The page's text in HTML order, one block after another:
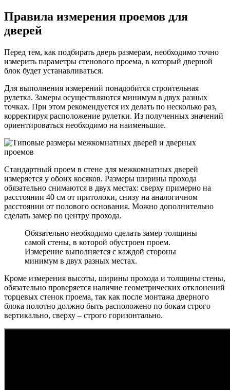
Правила измерения проемов для
дверей
Перед тем, как подбирать дверь размерам, необходимо точно
измерить параметры стенового проема, в который дверной
блок будет устанавливаться.
Для выполнения измерений понадобится строительная
рулетка. Замеры осуществляются минимум в двух разных
точках. При этом рекомендуется их делать по несколько раз,
корректируя расположение рулетки. Из полученных значений
ориентироваться необходимо на наименьшие.
Стандартный проем в стене для межкомнатных дверей
измеряется у обоих косяков. Размеры ширины прохода
обязательно снимаются в двух местах: сверху примерно на
расстоянии 40 см от притолоки, снизу на аналогичном
расстоянии от полового основания. Можно дополнительно
сделать замер по центру прохода.
Обязательно необходимо сделать замер толщины
самой стены, в которой обустроен проем.
Измерение выполняется с каждой стороны
минимум в двух разных местах.
Кроме измерения высоты, ширины прохода и толщины стены,
обязательно проверяется наличие геометрических отклонений
торцевых стенок проема, так как после монтажа дверного
блока полотно должно быть расположено по бокам строго
вертикально, сверху – строго горизонтально.